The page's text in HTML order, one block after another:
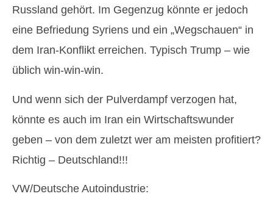
Russland gehört. Im Gegenzug könnte er jedoch
eine Befriedung Syriens und ein „Wegschauen“ in
dem Iran-Konflikt erreichen. Typisch Trump – wie
üblich win-win-win.
Und wenn sich der Pulverdampf verzogen hat,
könnte es auch im Iran ein Wirtschaftswunder
geben – von dem zuletzt wer am meisten profitiert?
Richtig – Deutschland!!!
VW/Deutsche Autoindustrie: